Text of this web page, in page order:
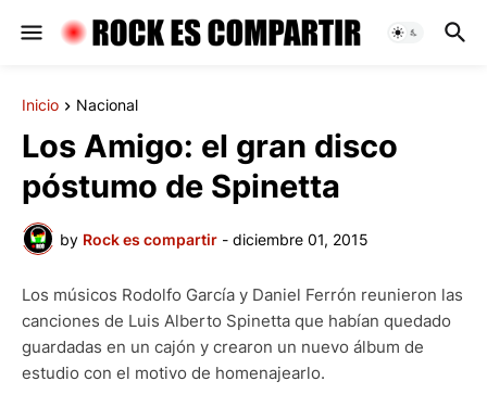
Inicio Nacional
Los Amigo: el gran disco
póstumo de Spinetta
by Rock es compartir - diciembre 01, 2015
Los músicos Rodolfo García y Daniel Ferrón reunieron las
canciones de Luis Alberto Spinetta que habían quedado
guardadas en un cajón y crearon un nuevo álbum de
estudio con el motivo de homenajearlo.